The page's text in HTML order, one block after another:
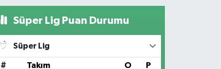
Süper Lig Puan Durumu
Süper Lig
# Takım O P